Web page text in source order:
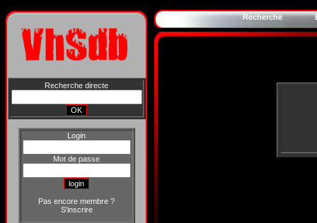
Recherche directe
Login
Mot de passe
Pas encore membre ?
S'inscrire
Recherche